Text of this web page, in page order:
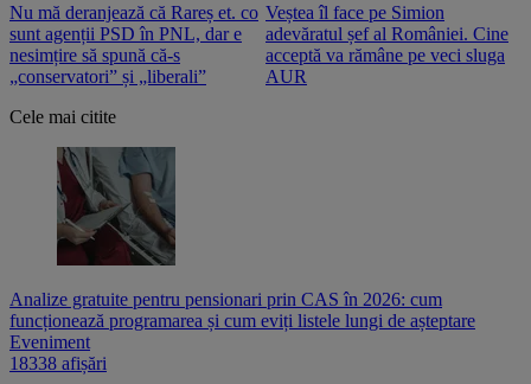
Nu mă deranjează că Rareș et. co
sunt agenții PSD în PNL, dar e
nesimțire să spună că-s
„conservatori” și „liberali”
Veștea îl face pe Simion
adevăratul șef al României. Cine
acceptă va rămâne pe veci sluga
AUR
Cele mai citite
Analize gratuite pentru pensionari prin CAS în 2026: cum
funcționează programarea și cum eviți listele lungi de așteptare
Eveniment
18338 afișări